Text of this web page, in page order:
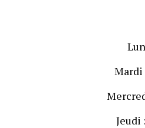
Mardi
Jeudi